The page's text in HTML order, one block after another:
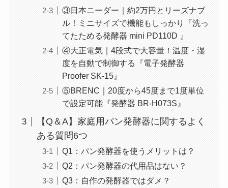
③日本ニーダー｜約2万円とリーズナブ
ル！ミニサイズで機能もしっかり『洗っ
てたためる発酵器 mini PD110D 』
④大正電気｜4段式で大容量！温度・湿
度を自動で制御する『電子発酵器
Proofer SK-15』
⑤BRENC｜20度から45度まで1度単位
で設定可能『発酵器 BR-H073S』
【Q＆A】家庭用パン発酵器に関するよく
ある質問6つ
Q1：パン発酵器を使うメリットは？
Q2：パン発酵器の代用品はない？
Q3：自作の発酵器ではダメ？